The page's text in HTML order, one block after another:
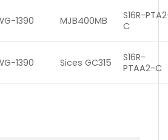
1390 MJB400MB
S16R-
C
1390 Sices GC315
S16R-
PTAA2-C